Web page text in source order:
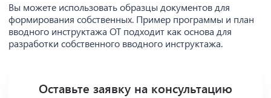
Вы можете использовать образцы документов для
формирования собственных. Пример программы и план
вводного инструктажа ОТ подходит как основа для
разработки собственного вводного инструктажа.
Оставьте заявку на консультацию